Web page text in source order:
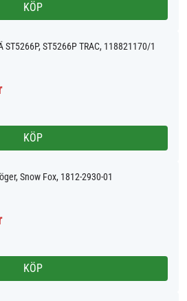
KÖP
ST5266P, ST5266P TRAC, 118821170/1
KÖP
Snow Fox, 1812-2930-01
KÖP